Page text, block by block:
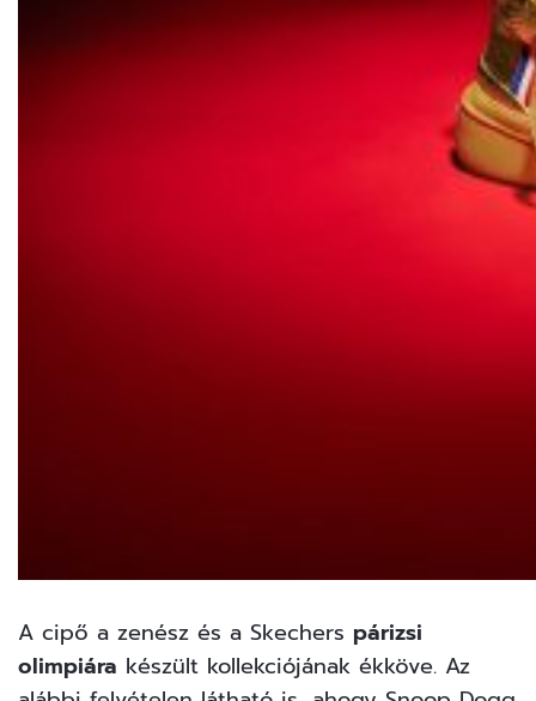
A cipő a zenész és a Skechers párizsi
olimpiára készült kollekciójának ékköve. Az